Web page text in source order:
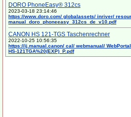
DORO PhoneEasy® 312cs
2023-03-18 23:14:46
https://www.doro.com/ globalassets/ inriver/
manual_doro_phoneeasy_312cs_de_v10.pdf
CANON HS 121-TGS Taschenrechner
2022-10-25 10:56:35
https://ij.manual.canon/ cal/ webmanual/
HS-121TGA%20(EXP)_P.pdf